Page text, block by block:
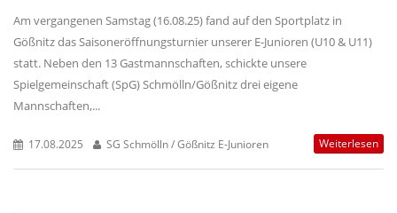
Am vergangenen Samstag (16.08.25) fand auf den Sportplatz in
Gößnitz das Saisoneröffnungsturnier unserer E-Junioren (U10 & U11)
statt. Neben den 13 Gastmannschaften, schickte unsere
Spielgemeinschaft (SpG) Schmölln/Gößnitz drei eigene
Mannschaften,...
17.08.2025 SG Schmölln / Gößnitz E-Junioren Weiterlesen